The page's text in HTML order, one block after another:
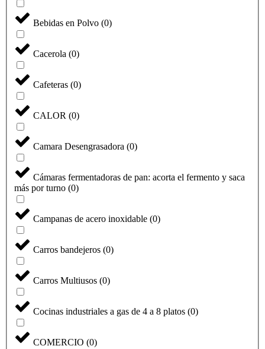
Bebidas en Polvo (0)
Cacerola (0)
Cafeteras (0)
CALOR (0)
Camara Desengrasadora (0)
Cámaras fermentadoras de pan: acorta el fermento y saca
más por turno (0)
Campanas de acero inoxidable (0)
Carros bandejeros (0)
Carros Multiusos (0)
Cocinas industriales a gas de 4 a 8 platos (0)
COMERCIO (0)